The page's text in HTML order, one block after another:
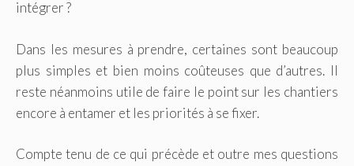
intégrer ?
Dans les mesures à prendre, certaines sont beaucoup
plus simples et bien moins coûteuses que d’autres. Il
reste néanmoins utile de faire le point sur les chantiers
encore à entamer et les priorités à se fixer.
Compte tenu de ce qui précède et outre mes questions